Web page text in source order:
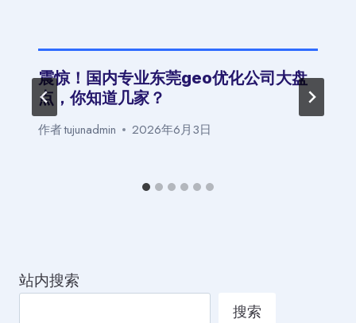
震惊！国内专业东莞geo优化公司大盘
点，你知道几家？
作者tujunadmin 2026年6月3日
站内搜索
搜索